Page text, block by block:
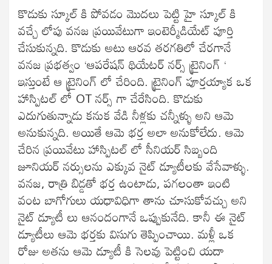
కొడుకు స్కూల్ కి పోవడం మొదలు పెట్టి హై స్కూల్ కి
వచ్చే లోపు వనజ ప్రయివేటుగా ఇంటెర్మీడియేట్ పూర్తి
చేసుకున్నది. కొడుకు అటు ఆరవ తరగతిలో చేరగానే
వనజ ప్రభత్వం ‘ఆపరేషన్ థియేటర్ నర్స్ ట్రైనింగ్ ‘
ఇస్తుంటే ఆ ట్రైనింగ్ లో చేరింది. ట్రైనింగ్ పూర్తయ్యాక ఒక
హాస్పిటల్ లో OT నర్స్ గా చేరేసింది. కొడుకు
ఎదుగుతున్నాడు కనుక వేడి నీళ్లకు చన్నీళ్ళు అని ఆమె
అనుకున్నది. అయితే ఆమె భర్త అలా అనుకోలేదు. ఆమె
చేరిన ప్రయివేటు హాస్పిటల్ లో సీనియర్ సిబ్బంది
జూనియర్ నర్సులను ఎక్కువ నైట్ డ్యూటీలకు వేసేవాళ్ళు.
వనజ, రాత్రి బిడ్డతో భర్త ఉంటాడు, పగలంతా ఇంటి
వంట బాగోగులు యధావిధిగా తాను చూసుకోవచ్చు అని
నైట్ డ్యూటీ లు ఆనందంగానే ఒప్పుకునేది. కానీ ఈ నైట్
డ్యూటీలు ఆమె భర్తకు విసుగు తెప్పించాయి. మళ్లీ ఒక
రోజు అతను ఆమె డ్యూటీ కి సెలవు పెట్టించి యదా